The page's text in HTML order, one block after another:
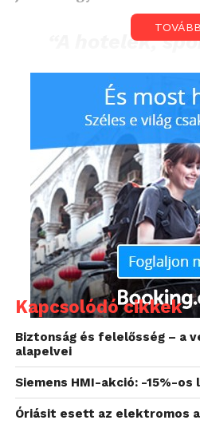
“A hotelek,
saját
csökkenését
mindent
költségek
Ez egy ponton
nagyobb
hordoz, mint
fenntartott
kifizetése
– ismertette a helyzetet
Nevadasec Kft. tulajdonos-
Testőr Szövetség korábbi
TOVÁBB
Kapcsolódó cikkek
Biztonság és felelősség – a
alapelvei
Siemens HMI-akció: -15%-
Óriásit esett az elektromos